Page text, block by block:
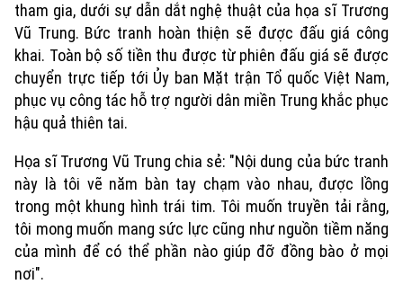
Xu hướng
tham gia, dưới sự dẫn dắt nghệ thuật của họa sĩ Trương
Vũ Trung. Bức tranh hoàn thiện sẽ được đấu giá công
khai. Toàn bộ số tiền thu được từ phiên đấu giá sẽ được
chuyển trực tiếp tới Ủy ban Mặt trận Tổ quốc Việt Nam,
phục vụ công tác hỗ trợ người dân miền Trung khắc phục
hậu quả thiên tai.
Họa sĩ Trương Vũ Trung chia sẻ: "Nội dung của bức tranh
này là tôi vẽ năm bàn tay chạm vào nhau, được lồng
trong một khung hình trái tim. Tôi muốn truyền tải rằng,
tôi mong muốn mang sức lực cũng như nguồn tiềm năng
của mình để có thể phần nào giúp đỡ đồng bào ở mọi
nơi".